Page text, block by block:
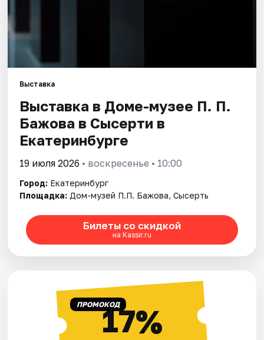
Выставка
Выставка в Доме-музее П. П.
Бажова в Сысерти в
Екатеринбурге
19 июля 2026 • воскресенье • 10:00
Город: Екатеринбург
Площадка: Дом-музей П.П. Бажова, Сысерть
Билеты со скидкой
на Kassir.ru
ПРОМОКОД17%